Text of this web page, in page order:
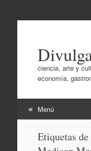
ciencia, arte y
economía,
Menú
Etiquetas